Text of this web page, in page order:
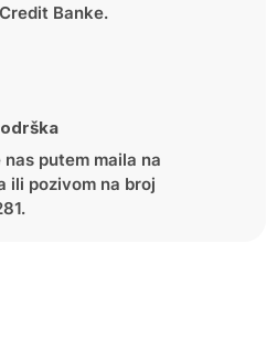
Banke.
putem maila na
ili pozivom na broj